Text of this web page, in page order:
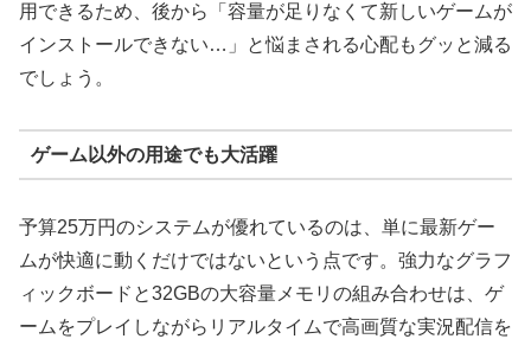
用できるため、後から「容量が足りなくて新しいゲームが
インストールできない…」と悩まされる心配もグッと減る
でしょう。
ゲーム以外の用途でも大活躍
予算25万円のシステムが優れているのは、単に最新ゲー
ムが快適に動くだけではないという点です。強力なグラフ
ィックボードと32GBの大容量メモリの組み合わせは、ゲ
ームをプレイしながらリアルタイムで高画質な実況配信を